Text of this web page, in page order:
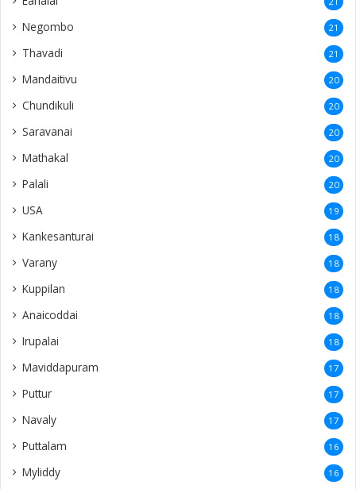
Negombo 21
Thavadi 21
Mandaitivu 20
Chundikuli 20
Saravanai 20
Mathakal 20
Palali 20
USA 19
Kankesanturai 18
Varany 18
Kuppilan 18
Anaicoddai 18
Irupalai 18
Maviddapuram 17
Puttur 17
Navaly 17
Puttalam 16
Myliddy 16